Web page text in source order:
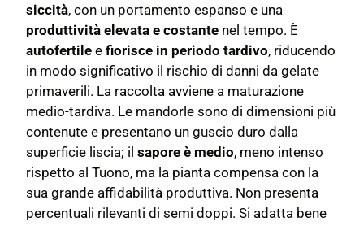
siccità, con un portamento espanso e una
produttività elevata e costante nel tempo. È
autofertile efiorisce in periodo tardivo, riducendo
in modo significativo il rischio di danni da gelate
primaverili. La raccolta avviene a maturazione
medio-tardiva. Le mandorle sono di dimensioni più
contenute e presentano un guscio duro dalla
superficie liscia; ilsapore è medio, meno intenso
rispetto al Tuono, ma la pianta compensa con la
sua grande affidabilità produttiva. Non presenta
percentuali rilevanti di semi doppi. Si adatta bene